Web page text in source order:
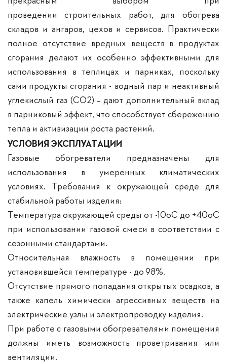
проведении строительных работ, для обогрева
складов и ангаров, цехов и сервисов. Практически
полное отсутствие вредных веществ в продуктах
сгорания делают их особенно эффективными для
использования в теплицах и парниках, поскольку
сами продукты сгорания - водный пар и неактивный
углекислый газ (CO2) – дают дополнительный вклад
в парниковый эффект, что способствует сбережению
тепла и активизации роста растений.
УСЛОВИЯ ЭКСПЛУАТАЦИИ
Газовые обогреватели предназначены для
использования в умеренных климатических
условиях. Требования к окружающей среде для
стабильной работы изделия:
Температура окружающей среды от -10оС до +40оС
при использовании газовой смеси в соответствии с
сезонными стандартами.
Относительная влажность в помещении при
установившейся температуре - до 98%.
Отсутствие прямого попадания открытых осадков, а
также капель химически агрессивных веществ на
электрические узлы и электропроводку изделия.
При работе с газовыми обогревателями помещения
должны иметь возможность проветривания или
вентиляции.